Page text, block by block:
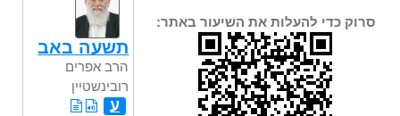
סרוק כדי להעלות את השיעור באתר:
תשעה באב
הרב אפרים
רובינשטיין
ע